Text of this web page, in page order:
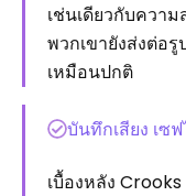
เช่นเดียวกับควา
พวกเขายังส่งต่อรู
เหมือนปกติ
บันทึกเสียง เซฟ
เบื้องหลัง